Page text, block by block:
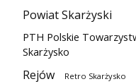
Powiat Skarżyski
PTH Polskie
Skarżysko
Rejów Retro Skarżysko